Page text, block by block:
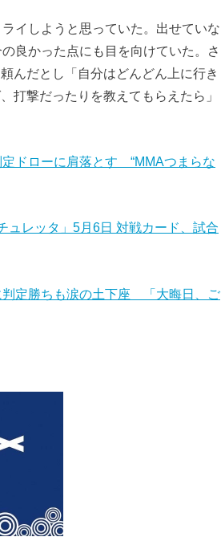
イしようと思っていた。出せていな
良かった点にも目を向けていた。さ
んだとし「自分はどんどん上に行き
打撃だったりを教えてもらえたら」
ドローに肩落とす “MMAつまらな
レッタ」5月6日 対戦カード、試合
定勝ちも涙の土下座 「大晦日、ご